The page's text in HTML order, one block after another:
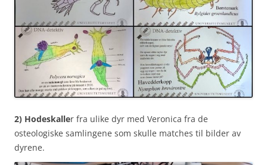
2) Hodeskaller fra ulike dyr med Veronica fra de
osteologiske samlingene som skulle matches til bilder av
dyrene.